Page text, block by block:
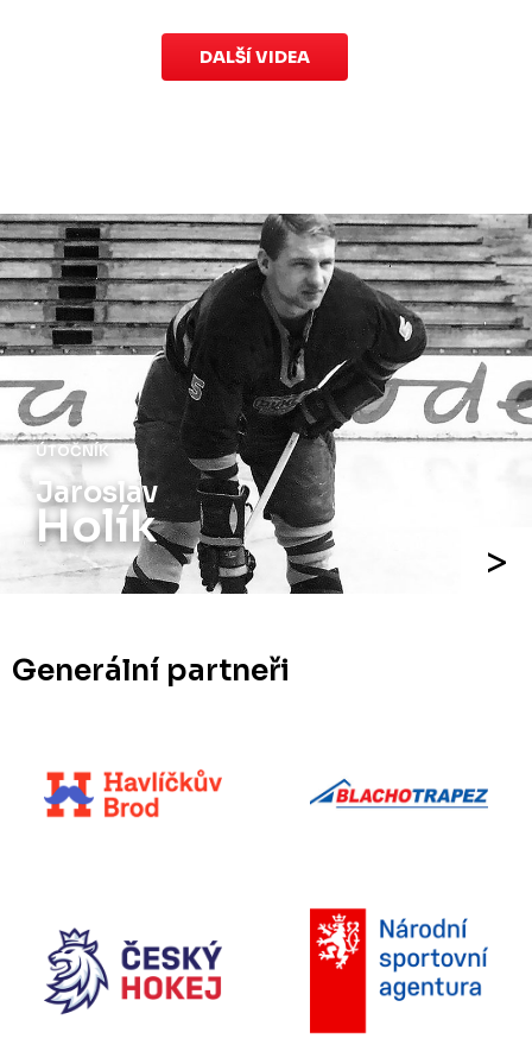
DALŠÍ VIDEA
ÚTOČNÍK
Jiří
Holík
Generální partneři